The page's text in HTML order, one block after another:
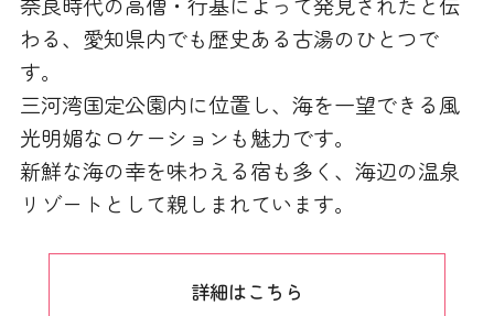
わる、愛知県内でも歴史ある古湯のひとつで
す。
三河湾国定公園内に位置し、海を一望できる風
光明媚なロケーションも魅力です。
新鮮な海の幸を味わえる宿も多く、海辺の温泉
リゾートとして親しまれています。
詳細はこちら